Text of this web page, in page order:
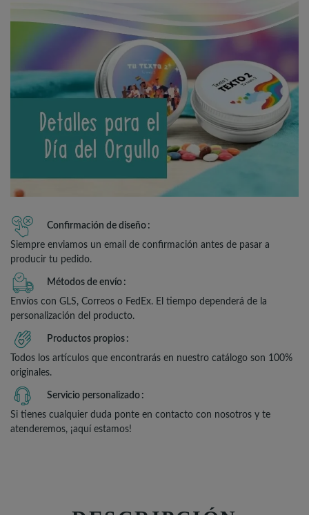
Confirmación de diseño
Siempre enviamos un email de confirmación antes de pasar a
producir tu pedido.
Métodos de envío
Envíos con GLS, Correos o FedEx. El tiempo dependerá de la
personalización del producto.
Productos propios
Todos los artículos que encontrarás en nuestro catálogo son 100%
originales.
Servicio personalizado
Si tienes cualquier duda ponte en contacto con nosotros y te
atenderemos, ¡aquí estamos!